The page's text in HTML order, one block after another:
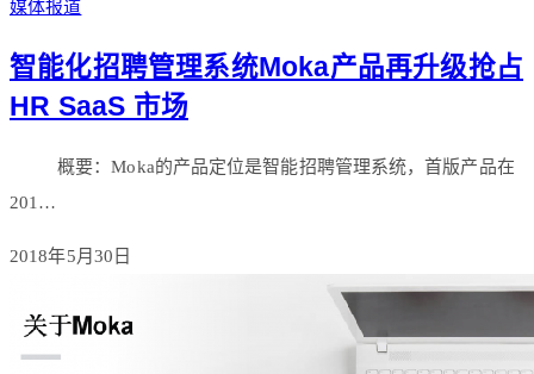
媒体报道
智能化招聘管理系统Moka产品再升级抢占
HR SaaS 市场
概要：Moka的产品定位是智能招聘管理系统，首版产品在
201…
2018年5月30日